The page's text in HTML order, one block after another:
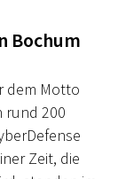
Bochum
dem Motto
rund 200
Zeit, die